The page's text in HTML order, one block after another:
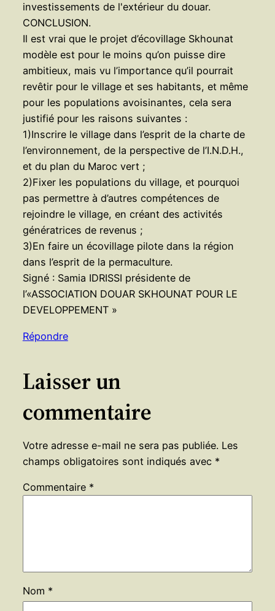
investissements de l'extérieur du douar.
CONCLUSION.
Il est vrai que le projet d’écovillage Skhounat
modèle est pour le moins qu’on puisse dire
ambitieux, mais vu l’importance qu’il pourrait
revêtir pour le village et ses habitants, et même
pour les populations avoisinantes, cela sera
justifié pour les raisons suivantes :
1)Inscrire le village dans l’esprit de la charte de
l’environnement, de la perspective de l’I.N.D.H.,
et du plan du Maroc vert ;
2)Fixer les populations du village, et pourquoi
pas permettre à d’autres compétences de
rejoindre le village, en créant des activités
génératrices de revenus ;
3)En faire un écovillage pilote dans la région
dans l’esprit de la permaculture.
Signé : Samia IDRISSI présidente de
l’«ASSOCIATION DOUAR SKHOUNAT POUR LE
DEVELOPPEMENT »
Répondre
Laisser un
commentaire
Votre adresse e-mail ne sera pas publiée. Les
champs obligatoires sont indiqués avec *
Commentaire *
Nom *